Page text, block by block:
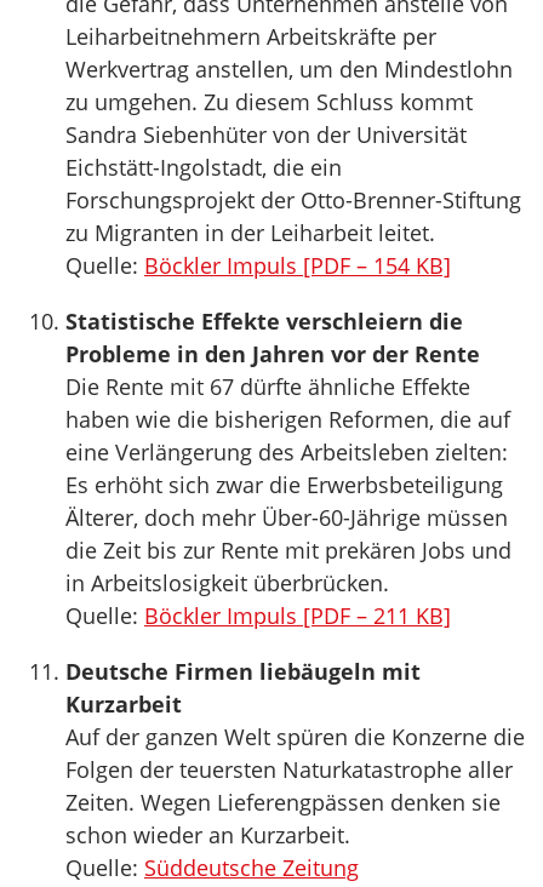
Leiharbeitnehmern Arbeitskräfte per
Werkvertrag anstellen, um den Mindestlohn
zu umgehen. Zu diesem Schluss kommt
Sandra Siebenhüter von der Universität
Eichstätt-Ingolstadt, die ein
Forschungsprojekt der Otto-Brenner-Stiftung
zu Migranten in der Leiharbeit leitet.
Quelle: Böckler Impuls [PDF – 154 KB]
Statistische Effekte verschleiern die
Probleme in den Jahren vor der Rente
Die Rente mit 67 dürfte ähnliche Effekte
haben wie die bisherigen Reformen, die auf
eine Verlängerung des Arbeitsleben zielten:
Es erhöht sich zwar die Erwerbsbeteiligung
Älterer, doch mehr Über-60-Jährige müssen
die Zeit bis zur Rente mit prekären Jobs und
in Arbeitslosigkeit überbrücken.
Quelle: Böckler Impuls [PDF – 211 KB]
Deutsche Firmen liebäugeln mit
Kurzarbeit
Auf der ganzen Welt spüren die Konzerne die
Folgen der teuersten Naturkatastrophe aller
Zeiten. Wegen Lieferengpässen denken sie
schon wieder an Kurzarbeit.
Quelle: Süddeutsche Zeitung